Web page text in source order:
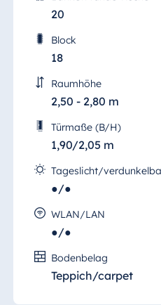
20
Block
18
Raumhöhe
2,50 - 2,80 m
Türmaße (B/H)
1,90/2,05 m
Tageslicht/
●/●
WLAN/LAN
●/●
Bodenbelag
Teppich/carpet
Konferenz 8